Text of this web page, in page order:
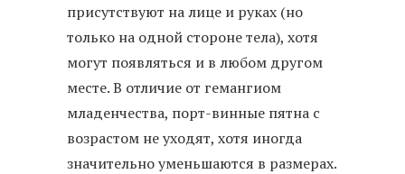
присутствуют на лице и руках (но
только на одной стороне тела), хотя
могут появляться и в любом другом
месте. В отличие от гемангиом
младенчества, порт-винные пятна с
возрастом не уходят, хотя иногда
значительно уменьшаются в размерах.